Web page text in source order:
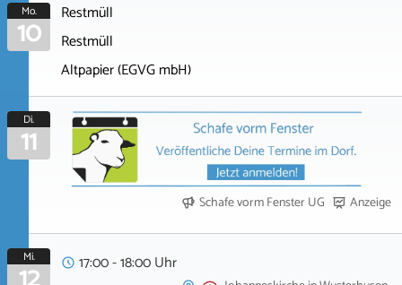
Mo.
10
Restmüll
Restmüll
Altpapier (EGVG mbH)
Di.
11
Schafe vorm Fenster UG Anzeige
Mi. 17:00 - 18:00 Uhr